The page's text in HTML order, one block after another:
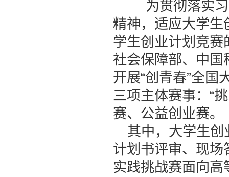
为贯彻落实习
精神，适应大学生
学生创业计划竞
社会保障部、中
开展“创青春”全国
三项主体赛事： “
赛、公益创业赛。
其中，大学生
计划书评审、现
实践挑战赛面向